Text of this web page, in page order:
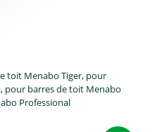
toit Menabo Tiger, pour
pour barres de toit Menabo
Professional